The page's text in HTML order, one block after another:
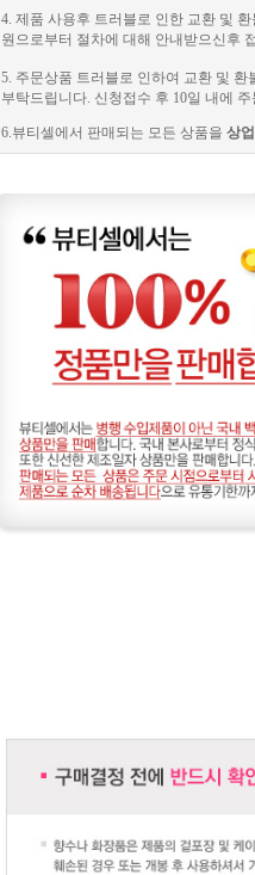
4. 제품 사용후 트러블로 인한 교환 및
원으로부터 절차에 대해 안내받으신후
5. 주문상품 트러블로 인하여 교환 및
부탁드립니다. 신청접수 후 10일 내에
6.뷰티셀에서 판매되는 모든 상품을 상